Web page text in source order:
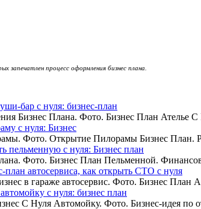
процесс оформления бизнес плана.
бар с нуля: бизнес-план
Бизнес Плана. Фото. Бизнес План Ателье
с нуля: Бизнес
Фото. Открытие Пилорамы Бизнес План.
пельменную с нуля: Бизнес план
Фото. Бизнес План Пельменной.
план автосервиса, как открыть СТО с нуля
в гараже автосервис. Фото. Бизнес План
с нуля: бизнес план
С Нуля Автомойку. Фото. Бизнес-идея по